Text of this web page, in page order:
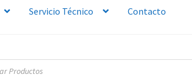
Servicio Técnico Contacto